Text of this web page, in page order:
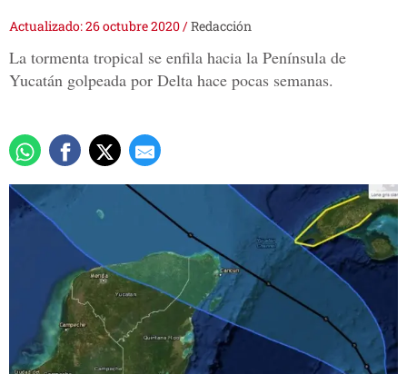
Actualizado: 26 octubre 2020/Redacción
La tormenta tropical se enfila hacia la Península de
Yucatán golpeada por Delta hace pocas semanas.